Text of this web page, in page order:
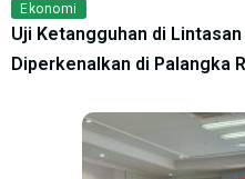
Ekonomi
Uji Ketangguhan di
Diperkenalkan di Palangka